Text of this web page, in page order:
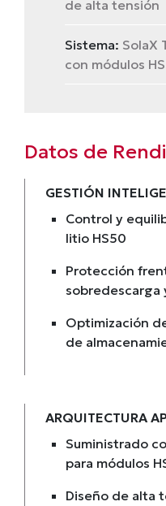
de alta tensión
Sistema: SolaX
con módulos
Datos de
GESTIÓN
Control y
litio HS50
Protección
sobredescarga
Optimización
de
ARQUITECTURA
Suministrado
para módulos
Diseño de alta